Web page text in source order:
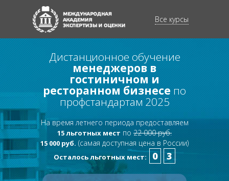
Все курсы
Дистанционное обучение
менеджеров в
гостиничном и
ресторанном бизнесе по
профстандартам 2025
На время летнего периода предоставляем
15 льготных мест по 22 000 руб.
15 000 руб. (самая доступная цена в России)
Осталось льготных мест: 0 3